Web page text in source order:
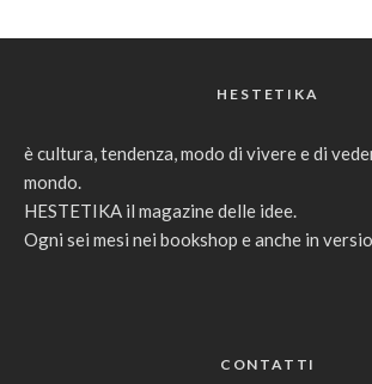
HESTETIKA
è cultura, tendenza, modo di vivere e di
mondo.
HESTETIKA il magazine delle idee.
Ogni sei mesi nei bookshop e anche in
CONTATTI